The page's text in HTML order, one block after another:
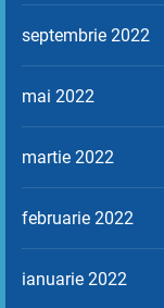
septembrie 2022
mai 2022
martie 2022
februarie 2022
ianuarie 2022